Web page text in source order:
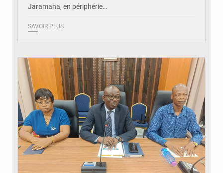
Jaramana, en périphérie…
SAVOIR PLUS